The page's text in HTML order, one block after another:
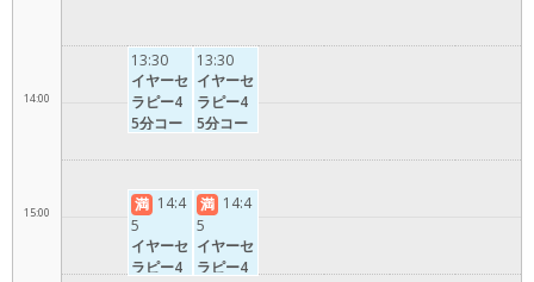
14:00
15:00
13:30
イヤーセ
ラピー4
5分コー
満 14:4
5
イヤーセ
ラピー4
13:30
イヤーセ
ラピー4
5分コー
満 14:4
5
イヤーセ
ラピー4